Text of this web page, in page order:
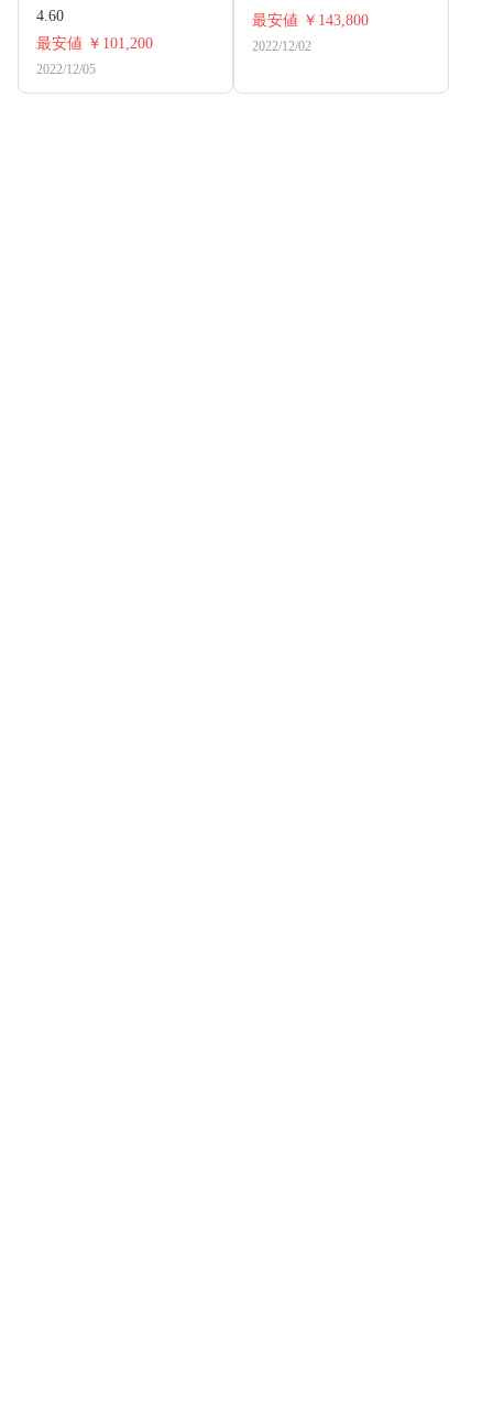
4.60
最安値 ￥101,200
2022/12/05
最安値 ￥143,800
2022/12/02